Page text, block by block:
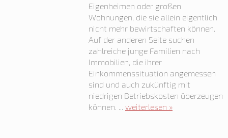
Eigenheimen oder großen
Wohnungen, die sie allein eigentlich
nicht mehr bewirtschaften können.
Auf der anderen Seite suchen
zahlreiche junge Familien nach
Immobilien, die ihrer
Einkommenssituation angemessen
sind und auch zukünftig mit
niedrigen Betriebskosten überzeugen
können. ... weiterlesen »